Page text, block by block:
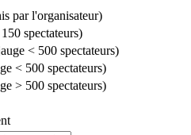
par l'organisateur)
spectateurs)
< 500 spectateurs)
< 500 spectateurs)
> 500 spectateurs)